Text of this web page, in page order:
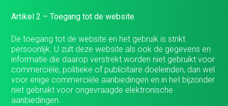
Artikel 2 – Toegang tot de website
De toegang tot de website en het gebruik is strikt
persoonlijk. U zult deze website als ook de gegevens en
informatie die daarop verstrekt worden niet gebruikt voor
commerciële, politieke of publicitaire doeleinden, dan wel
voor enige commerciële aanbiedingen en in het bijzonder
niet gebruikt voor ongevraagde elektronische
aanbiedingen.